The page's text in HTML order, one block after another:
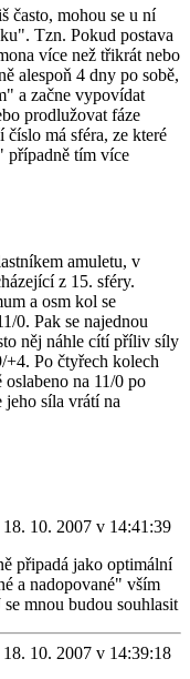
často, mohou se u ní
Tzn. Pokud postava
více než třikrát nebo
alespoň 4 dny po sobě,
a začne vypovídat
prodlužovat fáze
má sféra, ze které
případně tím více
amuletu, v
z 15. sféry.
a osm kol se
0. Pak se najednou
něj náhle cítí příliv síly
Po čtyřech kolech
na 11/0 po
síla vrátí na
18. 10. 2007 v 14:41:39
připadá jako optimální
a nadopované" vším
mnou budou souhlasit
18. 10. 2007 v 14:39:18